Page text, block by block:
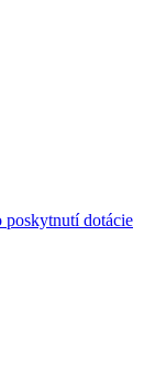
poskytnutí dotácie